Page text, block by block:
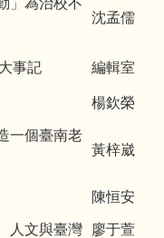
」為治校不
沈孟儒
事記 編輯室
楊欽榮
一個臺南老
黃梓崴
陳恒安
人文與臺灣 廖于萱